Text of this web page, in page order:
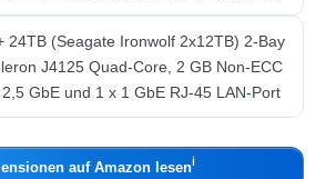
auf Amazon lesenℹ︎